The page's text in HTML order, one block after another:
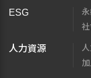
ESG
人力資源